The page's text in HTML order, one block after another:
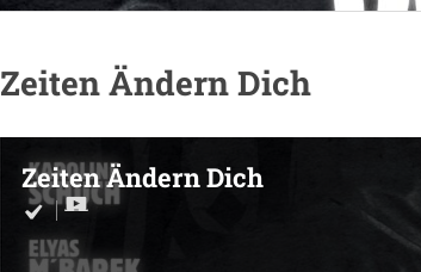
Zeiten Ändern Dich
Zeiten Ändern Dich